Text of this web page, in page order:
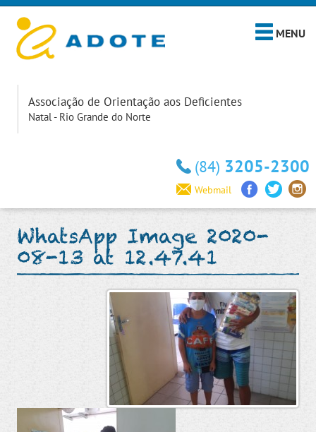
MENU
Associação de Orientação aos Deficientes
Natal - Rio Grande do Norte
(84) 3205-2300
Webmail
WhatsApp Image 2020-
08-13 at 12.47.41